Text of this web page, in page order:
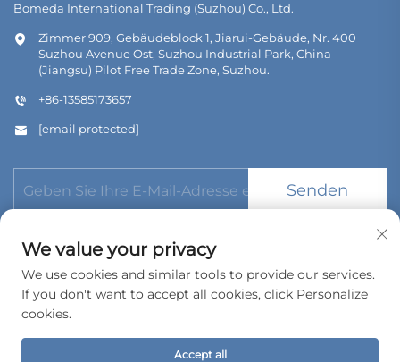
Bomeda International Trading (Suzhou) Co., Ltd.
Zimmer 909, Gebäudeblock 1, Jiarui-Gebäude, Nr. 400
Suzhou Avenue Ost, Suzhou Industrial Park, China
(Jiangsu) Pilot Free Trade Zone, Suzhou.
+86-13585173657
[email protected]
Senden
Urheberrecht © 2026 Bomeda International Trading (Suzhou)
Datenschutzrichtlinie
We value your privacy
We use cookies and similar tools to provide our services.
If you don't want to accept all cookies, click Personalize
cookies.
Accept all